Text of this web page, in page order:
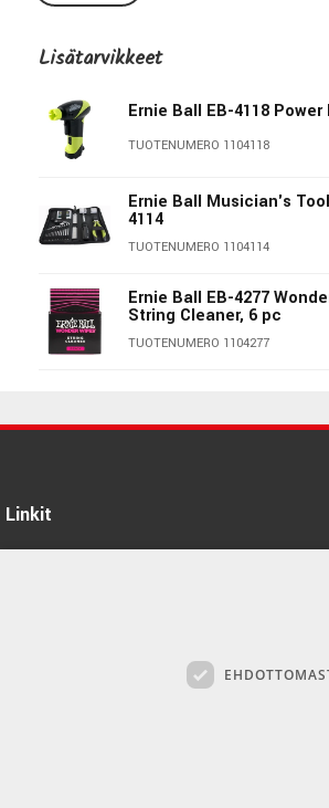
Lisätarvikkeet
Ernie Ball EB-4118 Power
TUOTENUMERO 1104118
Ernie Ball Musician's
4114
TUOTENUMERO 1104114
Ernie Ball EB-4277
String Cleaner, 6 pc
TUOTENUMERO 1104277
TUOTENUMERO 1109604
Linkit
Tietoa Meistä